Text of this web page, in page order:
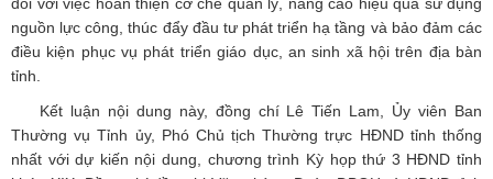
nguồn lực công, thúc đẩy đầu tư phát triển hạ tầng và bảo đảm các
điều kiện phục vụ phát triển giáo dục, an sinh xã hội trên địa bàn
tỉnh.
Kết luận nội dung này, đồng chí Lê Tiến Lam, Ủy viên Ban
Thường vụ Tỉnh ủy, Phó Chủ tịch Thường trực HĐND tỉnh thống
nhất với dự kiến nội dung, chương trình Kỳ họp thứ 3 HĐND tỉnh